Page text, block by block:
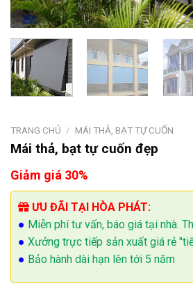
TRANG CHỦ / MÁI THẢ, BẠT TỰ CUỐN
Mái thả, bạt tự cuốn đẹp
Giảm giá 30%
ƯU ĐÃI TẠI HÒA PHÁT:
● Miễn phí tư vấn, báo giá tại nhà.
● Xưởng trực tiếp sản xuất giá rẻ
● Bảo hành dài hạn lên tới 5 năm